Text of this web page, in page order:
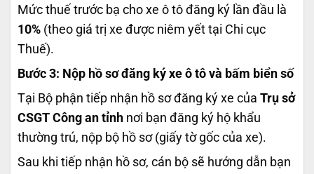
Mức thuế trước bạ cho xe ô tô đăng ký lần đầu là
10% (theo giá trị xe được niêm yết tại Chi cục
Thuế).
Bước 3: Nộp hồ sơ đăng ký xe ô tô và bấm biển số
Tại Bộ phận tiếp nhận hồ sơ đăng ký xe của Trụ sở
CSGT Công an tỉnh nơi bạn đăng ký hộ khẩu
thường trú, nộp bộ hồ sơ (giấy tờ gốc của xe).
Sau khi tiếp nhận hồ sơ, cán bộ sẽ hướng dẫn bạn